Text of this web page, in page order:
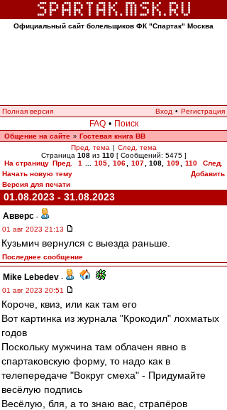
Официальный сайт болельщиков ФК "Спартак" Москва
Полная версия Вход • Регистрация
FAQ • Поиск
Общение на сайте » Гостевая книга ВВ
Пред. тема | След. тема
Страница 108из 110[ Сообщений: 5475 ]
На страницу Пред. 1 105 106 107 108 109 110
След.
Начать новую тему
Добавить
Версия для печати
01.08.2023 - 31.08.2023
Авверс -
01 авг 2023 21:13
Кузьмич вернулся с выезда раньше.
Последнее сообщение
Mike Lebedev -
01 авг 2023 20:51
Короче, квиз, или как там его
Вот картинка из журнала "Крокодил" лохматых
годов
Поскольку мужчина там облачен явно в
спартаковскую форму, то надо как в
телепередаче "Вокруг смеха" - Придумайте
весёлую подпись
Весёлую, бля, а то знаю вас, страпёров